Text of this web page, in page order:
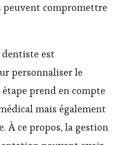
compromettre
dentiste est
personnaliser le
prend en compte
mais également
À ce propos, la gestion